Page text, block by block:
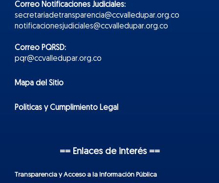
Correo Notificaciones Judiciales:
secretariadetransparencia@ccvalledupar.org.co
notificacionesjudiciales@ccvalledupar.org.co
Correo PQRSD:
pqr@ccvalledupar.org.co
Mapa del Sitio
Políticas y Cumplimiento Legal
== Enlaces de interés ==
Transparencia y Acceso a la Información Pública